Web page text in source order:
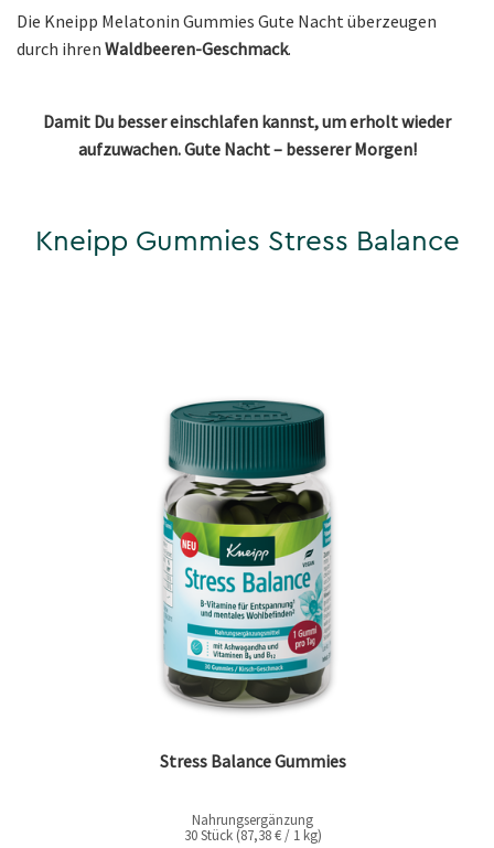
Die Kneipp Melatonin Gummies Gute Nacht überzeugen
durch ihren Waldbeeren-Geschmack.
Damit Du besser einschlafen kannst, um erholt wieder
aufzuwachen. Gute Nacht – besserer Morgen!
Kneipp Gummies Stress Balance
Stress Balance Gummies
Nahrungsergänzung
30 Stück (87,38 € / 1 kg)